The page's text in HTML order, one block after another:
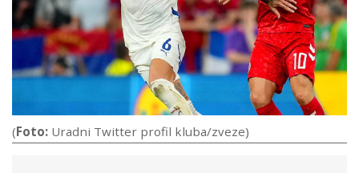
(Foto: Uradni Twitter profil kluba/zveze)